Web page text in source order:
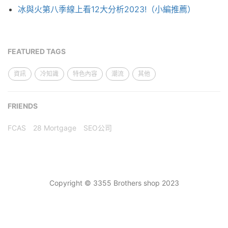
冰與火第八季線上看12大分析2023!（小編推薦）
FEATURED TAGS
資訊 冷知識 特色內容 潮流 其他
FRIENDS
FCAS 28 Mortgage SEO公司
Copyright © 3355 Brothers shop 2023